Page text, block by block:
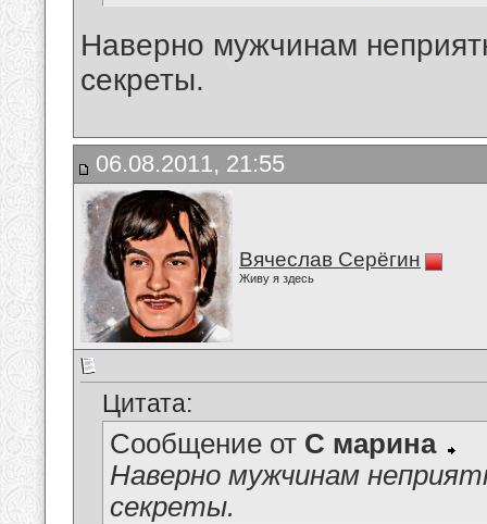
Наверно мужчинам
секреты.
06.08.2011, 21:55
Вячеслав Серёгин
Живу я здесь
Цитата:
Сообщение от С марина
Наверно мужчинам
секреты.